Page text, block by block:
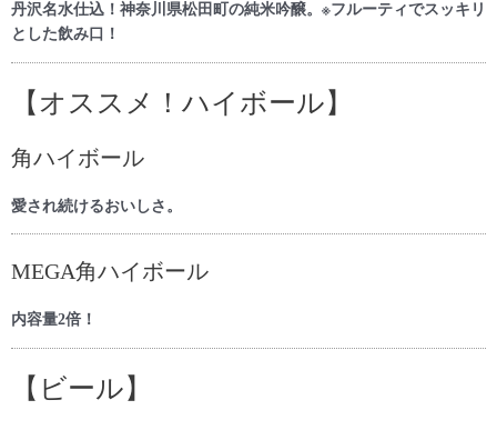
丹沢名水仕込！神奈川県松田町の純米吟醸。※フルーティでスッキリ
とした飲み口！
【オススメ！ハイボール】
角ハイボール
愛され続けるおいしさ。
MEGA角ハイボール
内容量2倍！
【ビール】